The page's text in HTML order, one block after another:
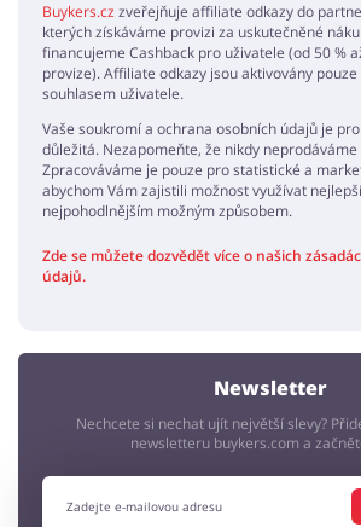
Buykers.cz zveřejňuje affiliate odkazy do
kterých získáváme provizi za uskutečněné
financujeme Cashback pro uživatele (od 50 %
provize). Affiliate odkazy jsou aktivovány
souhlasem uživatele.
Vaše soukromí a ochrana osobních údajů je
důležitá. Nezapomeňte, že nikdy neprodáváme
Zpracováváme je pouze pro statistické a
abychom Vám zajistili možnost využívat
nejpohodlnějším možným způsobem.
Zde se můžete dozvědět více o našich
údajů.
Newsletter
Nechcete si nechat ujít největší slevy?
newsletteru buykers.com a